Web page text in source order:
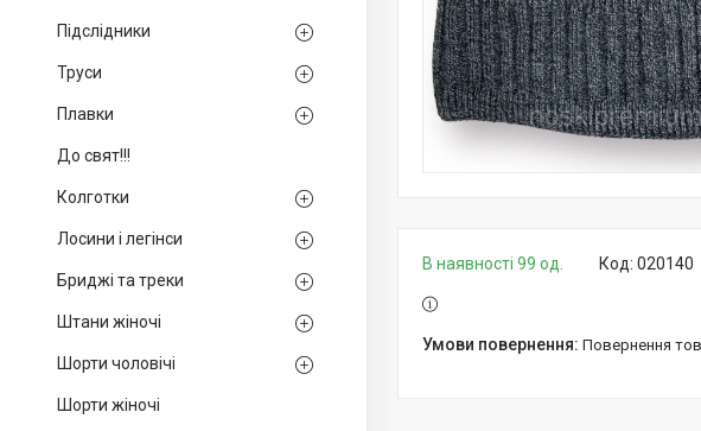
Підслідники
Труси
Плавки
До свят!!!
Колготки
Лосини і легінси
Бриджі та треки
Штани жіночі
Шорти чоловічі
Шорти жіночі
В наявності 99 од. Код: 020140
повернення